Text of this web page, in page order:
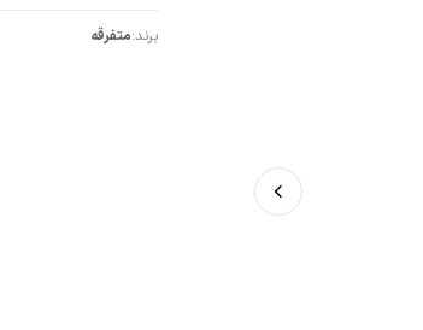
برند:متفرقه